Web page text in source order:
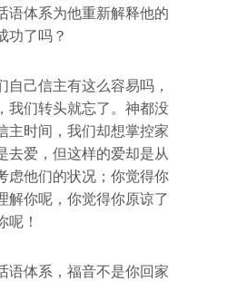
语体系为他重新解释他的
功了吗？
自己信主有这么容易吗，
我们转头就忘了。神都没
主时间，我们却想掌控家
去爱，但这样的爱却是从
虑他们的状况；你觉得你
解你呢，你觉得你原谅了
呢！
语体系，福音不是你回家